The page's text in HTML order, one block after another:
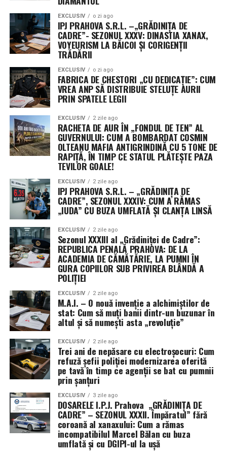
Conform comunicatului oficial, acest parcurs a
beneficiat de suportul logistic și diplomatic al
Ambasadei României, prin prezența Doamnei
Ambasador Mădălina Lupu, care a susținut echipa la
evenimentele oficiale ale olimpiadei.
Parteneriat strategic pentru
excelență: Bitdefender și Ministerul
Educației au susținut financiar și
tehnic elita IT-ului românesc
Succesul de la IOAI 2026 a fost posibil datorită unei
colaborări strânse între sectorul public și cel privat.
Ministerul Educației și Cercetării, împreună cu Uniunea
Profesorilor de Informatică din România (UPIR) și Hubul
Român de Inteligență Artificială (HRIA), au asigurat
cadrul necesar pregătirii. Un rol esențial l-a jucat
compania Bitdefender, care a oferit nu doar susținere
financiară, ci și resurse hardware și expertiză tehnică de
nivel înalt prin specialiștii implicați în pregătirea
Sursa menționează că statul român a acoperit integral
costurile de participare și deplasare, investind în viitorul
acestor tineri care promit să devină liderii industriei
tehnologice de mâine. Participarea la acest nivel
confirmă că, prin resurse adecvate și coordonare
academică, România poate domina podiumurile
internaționale în domeniul inteligenței artificiale.
EXCLUSIV o zi ago
IPJ PRAHOVA S.R.L. –„GRĂDINIȚA DE
CADRE”- SEZONUL XXXV: DINASTIA XANAX,
VOYEURISM LA BĂICOI ȘI CORIGENȚII
TRĂDĂRII
EXCLUSIV o zi ago
FABRICA DE CHESTORI „CU DEDICAȚIE”: CUM
VREA ANP SĂ DISTRIBUIE STELUȚE AURII
PRIN SPATELE LEGII
EXCLUSIV 2 zile ago
RACHETA DE AUR ÎN „FONDUL DE TEN” AL
GUVERNULUI: CUM A BOMBARDAT COSMIN
OLTEANU MAFIA ANTIGRINDINĂ CU 5 TONE DE
RAPIȚĂ, ÎN TIMP CE STATUL PLĂTEȘTE PAZA
TEVILOR GOALE!
EXCLUSIV 2 zile ago
IPJ PRAHOVA S.R.L. – „GRĂDINIȚA DE
CADRE”, SEZONUL XXXIV: CUM A RĂMAS
„IUDA” CU BUZA UMFLATĂ ȘI CLANȚA LINSĂ
EXCLUSIV 2 zile ago
Sezonul XXXIII al „Grădiniței de Cadre”:
REPUBLICA PENALĂ PRAHOVA: DE LA
ACADEMIA DE CĂMĂTĂRIE, LA PUMNI ÎN
GURA COPIILOR SUB PRIVIREA BLÂNDĂ A
POLIȚIEI
EXCLUSIV 2 zile ago
M.A.I. – O nouă invenție a alchimiștilor de
stat: Cum să muți banii dintr-un buzunar în
altul și să numești asta „revoluție”
EXCLUSIV 2 zile ago
Trei ani de nepăsare cu electroșocuri: Cum
refuză șefii poliției modernizarea oferită
pe tavă în timp ce agenții se bat cu pumnii
prin șanțuri
EXCLUSIV 3 zile ago
DOSARELE I.P.J. Prahova „GRĂDINIȚA DE
CADRE” – SEZONUL XXXII. Împăratul” fără
coroană al xanaxului: Cum a rămas
incompatibilul Marcel Bălan cu buza
umflată și cu DGIPI-ul la ușă